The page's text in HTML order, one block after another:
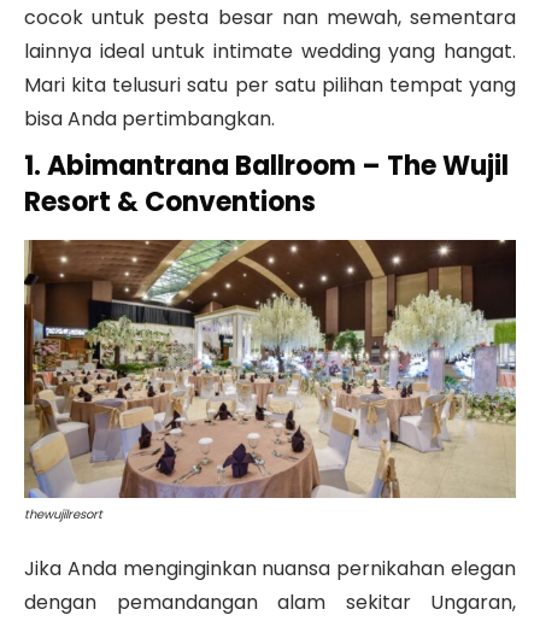
cocok untuk pesta besar nan mewah, sementara
lainnya ideal untuk intimate wedding yang hangat.
Mari kita telusuri satu per satu pilihan tempat yang
bisa Anda pertimbangkan.
1. Abimantrana Ballroom – The Wujil
Resort & Conventions
thewujilresort
Jika Anda menginginkan nuansa pernikahan elegan
dengan pemandangan alam sekitar Ungaran,